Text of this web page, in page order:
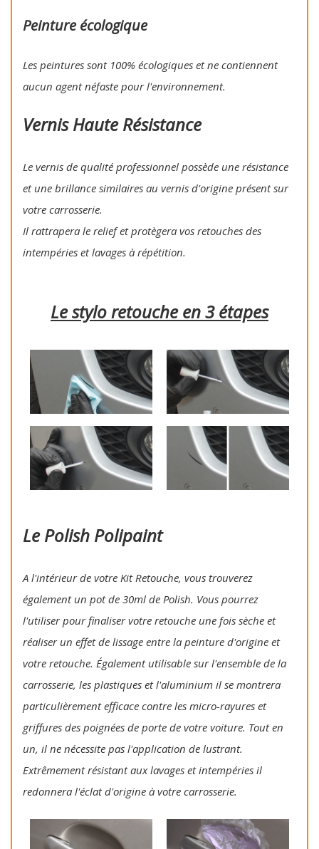
Peinture écologique
Les peintures sont 100% écologiques et ne contiennent
aucun agent néfaste pour l'environnement.
Vernis Haute Résistance
Le vernis de qualité professionnel possède une résistance
et une brillance similaires au vernis d'origine présent sur
votre carrosserie.
Il rattrapera le relief et protègera vos retouches des
intempéries et lavages à répétition.
Le stylo retouche en 3 étapes
Le Polish Polipaint
A l'intérieur de votre Kit Retouche, vous trouverez
également un pot de 30ml de Polish. Vous pourrez
l'utiliser pour finaliser votre retouche une fois sèche et
réaliser un effet de lissage entre la peinture d'origine et
votre retouche. Également utilisable sur l'ensemble de la
carrosserie, les plastiques et l'aluminium il se montrera
particulièrement efficace contre les micro-rayures et
griffures des poignées de porte de votre voiture. Tout en
un, il ne nécessite pas l'application de lustrant.
Extrêmement résistant aux lavages et intempéries il
redonnera l'éclat d'origine à votre carrosserie.